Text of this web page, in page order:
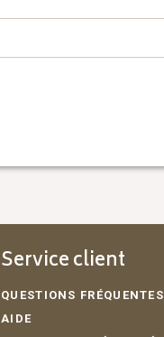
Service client
QUESTIONS FRÉQUENTES
AIDE